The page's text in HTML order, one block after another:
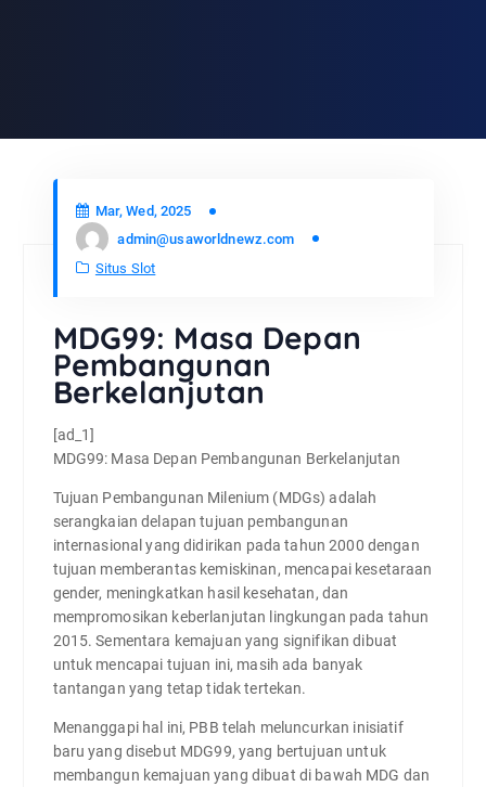
Mar, Wed, 2025
admin@usaworldnewz.com
Situs Slot
MDG99: Masa Depan
Pembangunan
Berkelanjutan
[ad_1]
MDG99: Masa Depan Pembangunan Berkelanjutan
Tujuan Pembangunan Milenium (MDGs) adalah
serangkaian delapan tujuan pembangunan
internasional yang didirikan pada tahun 2000 dengan
tujuan memberantas kemiskinan, mencapai kesetaraan
gender, meningkatkan hasil kesehatan, dan
mempromosikan keberlanjutan lingkungan pada tahun
2015. Sementara kemajuan yang signifikan dibuat
untuk mencapai tujuan ini, masih ada banyak
tantangan yang tetap tidak tertekan.
Menanggapi hal ini, PBB telah meluncurkan inisiatif
baru yang disebut MDG99, yang bertujuan untuk
membangun kemajuan yang dibuat di bawah MDG dan